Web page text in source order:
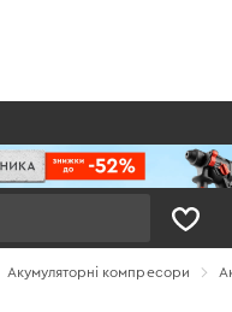
Акумуляторні компресори